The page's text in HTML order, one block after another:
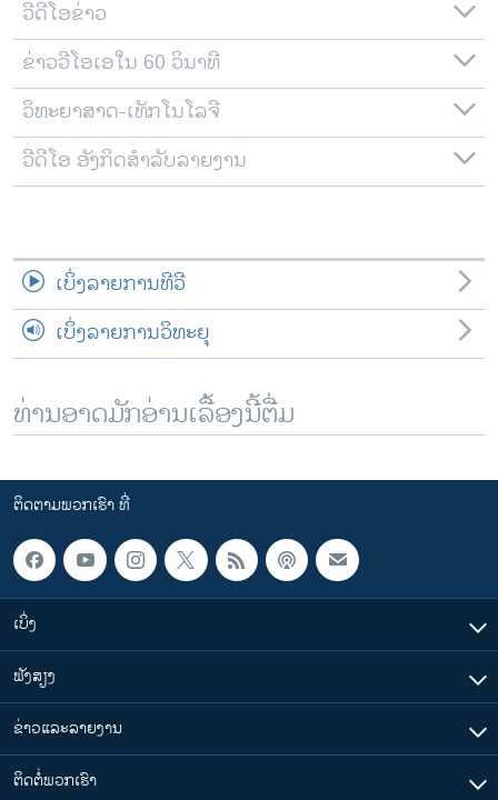
ລາຍການກະຈາຍສຽງ
ລາຍງານ
ຕິດຕາມພວກເຮົາ ທີ່
ພາສາຕ່າງໆ
ວີດີໂອຂ່າວ
ຂ່າວວີໂອເອໃນ 60 ວິນາທີ
ວິທະຍາສາດ-ເທັກໂນໂລຈີ
ວີດີໂອ ອັງກິດສຳລັບລາຍງານ
ເບິ່ງລາຍການທີວີ
ເບິ່ງລາຍການວິທະຍຸ
ທ່ານອາດມັກອ່ານເລື້ອງນີ້ຕື່ມ
ຕິດຕາມພວກເຮົາ ທີ່
ເບິ່ງ
ຟັງສຽງ
ຂ່າວແລະລາຍງານ
ຕິດຕໍ່ພວກເຮົາ